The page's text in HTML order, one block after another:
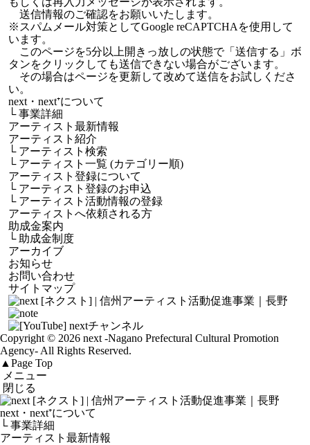
送信情報のご確認をお願いいたします。
※スパムメール対策としてGoogle reCAPTCHAを使用して
います。
このページを5分以上開きっ放しの状態で「送信する」ボ
タンをクリックしても送信できない場合がございます。
その場合はページを更新して改めて送信をお試しくださ
い。
next・next⁺について
└事業詳細
アーティスト最新情報
アーティスト紹介
└ アーティスト検索
└ アーティスト一覧 (カテゴリー順)
アーティスト登録について
└ アーティスト登録のお申込
└ アーティスト活動情報の登録
アーティストへ依頼される方
助成金案内
└ 助成金制度
アーカイブ
お知らせ
お問い合わせ
サイトマップ
Copyright © 2026 next -Nagano Prefectural Cultural Promotion
Agency- All Rights Reserved.
▲ Page Top
メニュー
閉じる
next・next⁺について
└ 事業詳細
アーティスト最新情報